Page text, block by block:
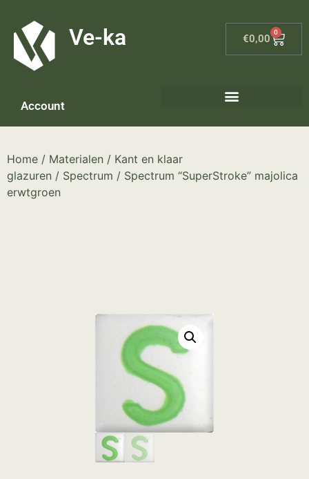
Ve-ka €0,00
0
Account
Home / Materialen / Kant en klaar
glazuren / Spectrum / Spectrum “SuperStroke” majolica
erwtgroen